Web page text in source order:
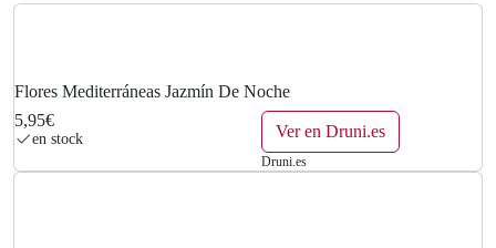
Flores Mediterráneas Jazmín De Noche
5,95€
en stock Ver en Druni.es
Druni.es